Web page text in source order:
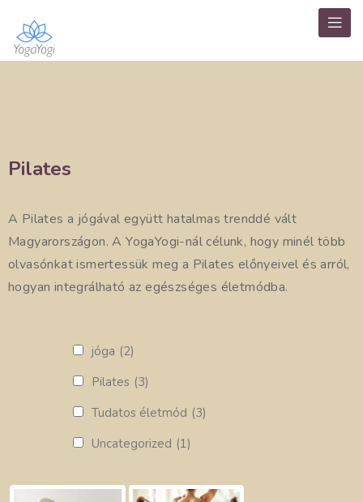
Pilates
A Pilates a jógával együtt hatalmas trenddé vált
Magyarországon. A YogaYogi-nál célunk, hogy minél több
olvasónkat ismertessük meg a Pilates előnyeivel és arról,
hogyan integrálható az egészséges életmódba.
jóga (2)
Pilates (3)
Tudatos életmód (3)
Uncategorized (1)